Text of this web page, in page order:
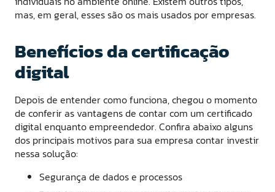
mas, em geral, esses são os mais usados por empresas.
Benefícios da certificação
digital
Depois de entender como funciona, chegou o momento
de conferir as vantagens de contar com um certificado
digital enquanto empreendedor. Confira abaixo alguns
dos principais motivos para sua empresa contar investir
nessa solução:
Segurança de dados e processos